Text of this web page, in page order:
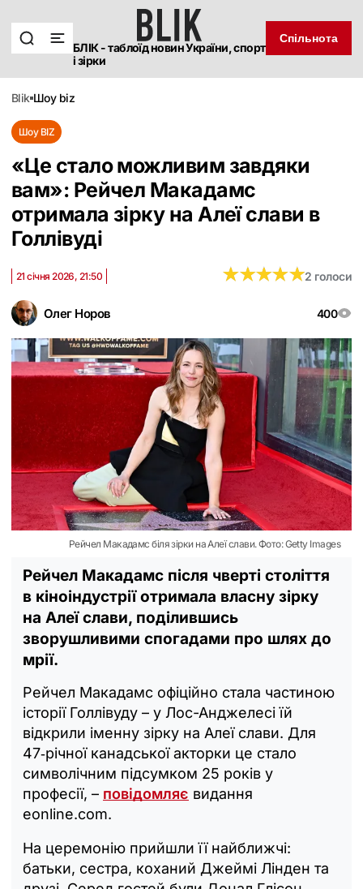
БЛІК - таблоїд новин України, спорт
і зірки
Спільнота
blik шоу biz
Шоу BIZ
«Це стало можливим завдяки
вам»: Рейчел Макадамс
отримала зірку на Алеї слави в
Голлівуді
Олег Норов 400
21 січня 2026, 21:50 ★★★★★
★★★★★2 голоси
Рейчел Макадамс біля зірки на Алеї слави. Фото: Getty Images
Рейчел Макадамс після чверті століття
в кіноіндустрії отримала власну зірку
на Алеї слави, поділившись
зворушливими спогадами про шлях до
мрії.
Рейчел Макадамс офіційно стала частиною
історії Голлівуду – у Лос-Анджелесі їй
відкрили іменну зірку на Алеї слави. Для
47‑річної канадської акторки це стало
символічним підсумком 25 років у
професії, – повідомляє видання
eonline.com.
На церемонію прийшли її найближчі:
батьки, сестра, коханий Джеймі Лінден та